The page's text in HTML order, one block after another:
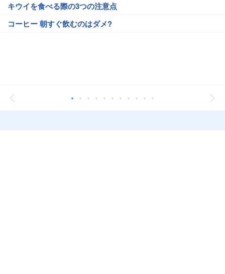
キウイを食べる際の3つの注意点
コーヒー 朝すぐ飲むのはダメ?